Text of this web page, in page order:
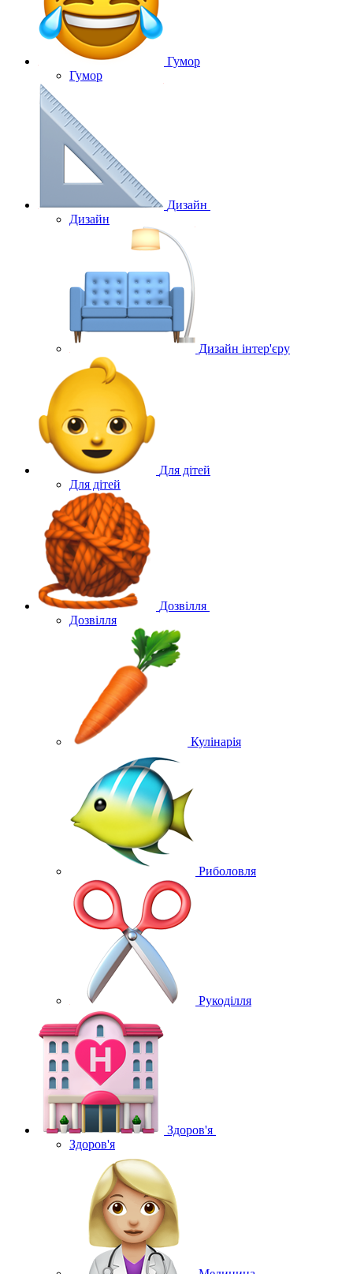
Гумор
Гумор
Дизайн
Дизайн
Дизайн інтер'єру
Для дітей
Для дітей
Дозвілля
Дозвілля
Кулінарія
Риболовля
Рукоділля
Здоров'я
Здоров'я